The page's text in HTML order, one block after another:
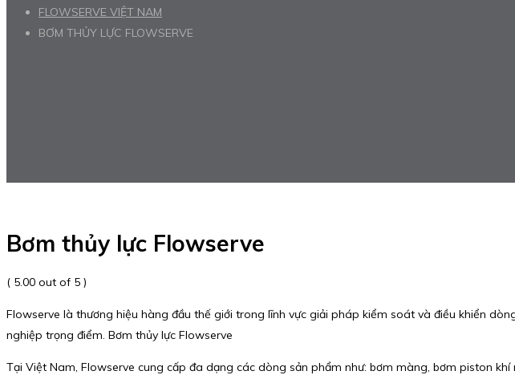
FLOWSERVE VIỆT NAM
BƠM THỦY LỰC FLOWSERVE
Bơm thủy lực Flowserve
( 5.00 out of 5 )
Flowserve là thương hiệu hàng đầu thế giới trong lĩnh vực giải pháp kiểm soát và điều khiển
nghiệp trọng điểm. Bơm thủy lực Flowserve
Tại Việt Nam, Flowserve cung cấp đa dạng các dòng sản phẩm như: bơm màng, bơm piston